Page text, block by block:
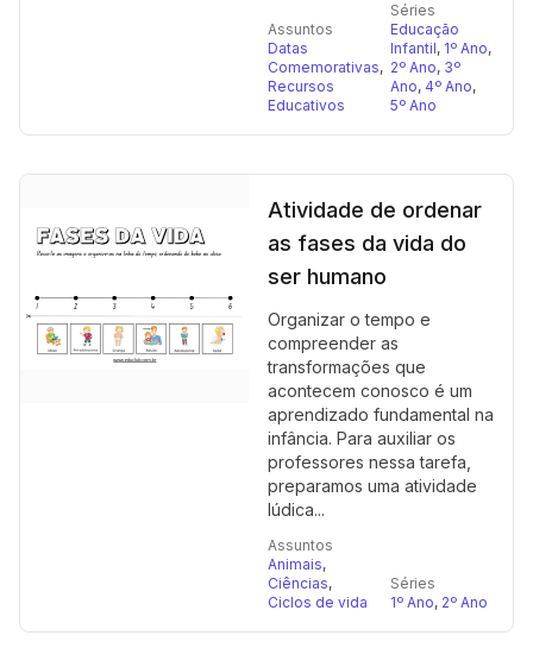
Assuntos
Datas
Comemorativas,
Recursos
Educativos
Séries
Educação
Infantil, 1º Ano,
2º Ano, 3º
Ano, 4º Ano,
5º Ano
Atividade de ordenar
as fases da vida do
ser humano
Organizar o tempo e
compreender as
transformações que
acontecem conosco é um
aprendizado fundamental na
infância. Para auxiliar os
professores nessa tarefa,
preparamos uma atividade
lúdica...
Assuntos
Animais,
Ciências,
Ciclos de vida
Séries
1º Ano, 2º Ano